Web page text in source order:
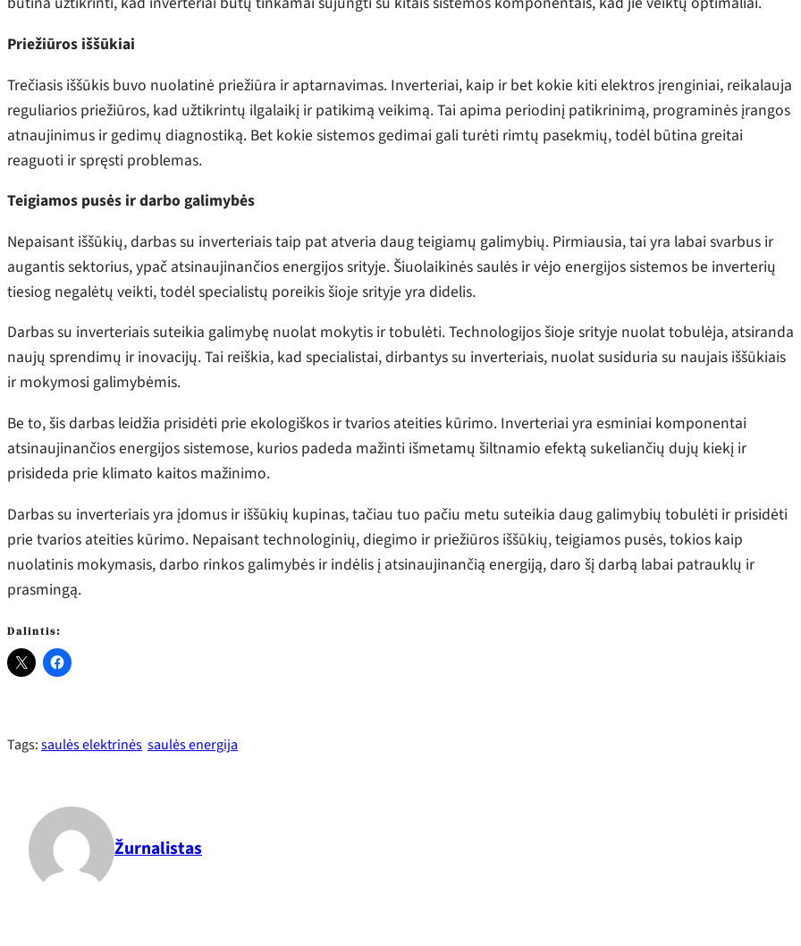
Priežiūros iššūkiai
Trečiasis iššūkis buvo nuolatinė priežiūra ir aptarnavimas. Inverteriai, kaip ir bet kokie kiti elektros įrenginiai, reikalauja
reguliarios priežiūros, kad užtikrintų ilgalaikį ir patikimą veikimą. Tai apima periodinį patikrinimą, programinės įrangos
atnaujinimus ir gedimų diagnostiką. Bet kokie sistemos gedimai gali turėti rimtų pasekmių, todėl būtina greitai
reaguoti ir spręsti problemas.
Teigiamos pusės ir darbo galimybės
Nepaisant iššūkių, darbas su inverteriais taip pat atveria daug teigiamų galimybių. Pirmiausia, tai yra labai svarbus ir
augantis sektorius, ypač atsinaujinančios energijos srityje. Šiuolaikinės saulės ir vėjo energijos sistemos be inverterių
tiesiog negalėtų veikti, todėl specialistų poreikis šioje srityje yra didelis.
Darbas su inverteriais suteikia galimybę nuolat mokytis ir tobulėti. Technologijos šioje srityje nuolat tobulėja, atsiranda
naujų sprendimų ir inovacijų. Tai reiškia, kad specialistai, dirbantys su inverteriais, nuolat susiduria su naujais iššūkiais
ir mokymosi galimybėmis.
Be to, šis darbas leidžia prisidėti prie ekologiškos ir tvarios ateities kūrimo. Inverteriai yra esminiai komponentai
atsinaujinančios energijos sistemose, kurios padeda mažinti išmetamų šiltnamio efektą sukeliančių dujų kiekį ir
prisideda prie klimato kaitos mažinimo.
Darbas su inverteriais yra įdomus ir iššūkių kupinas, tačiau tuo pačiu metu suteikia daug galimybių tobulėti ir prisidėti
prie tvarios ateities kūrimo. Nepaisant technologinių, diegimo ir priežiūros iššūkių, teigiamos pusės, tokios kaip
nuolatinis mokymasis, darbo rinkos galimybės ir indėlis į atsinaujinančią energiją, daro šį darbą labai patrauklų ir
prasmingą.
Dalintis:
Tags:saulės elektrinės saulės energija
Žurnalistas